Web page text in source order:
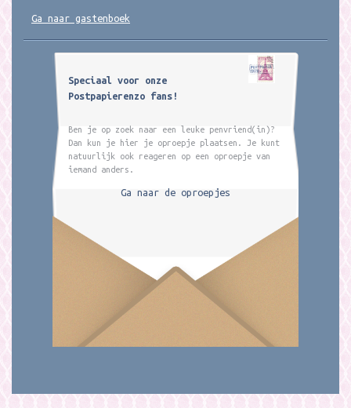
Ga naar gastenboek
Speciaal voor onze
Postpapierenzo fans!
Ben je op zoek naar een leuke penvriend(in)?
Dan kun je hier je oproepje plaatsen. Je kunt
natuurlijk ook reageren op een oproepje van
iemand anders.
Ga naar de oproepjes